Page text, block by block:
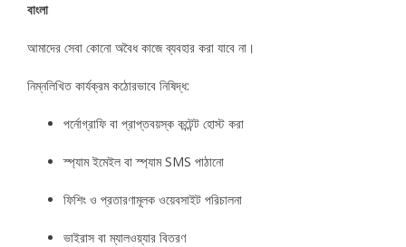
বাংলা
আমাদের সেবা কোনো অবৈধ কাজে ব্যবহার করা যাবে না।
নিম্নলিখিত কার্যক্রম কঠোরভাবে নিষিদ্ধ:
পর্নোগ্রাফি বা প্রাপ্তবয়স্ক কন্টেন্ট হোস্ট করা
স্প্যাম ইমেইল বা স্প্যাম SMS পাঠানো
ফিশিং ও প্রতারণামূলক ওয়েবসাইট পরিচালনা
ভাইরাস বা ম্যালওয়্যার বিতরণ